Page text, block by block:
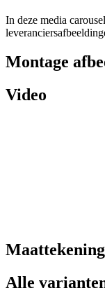
In deze media
Montage
Video
Maattekening
Alle